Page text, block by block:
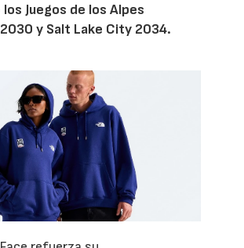
Juegos de los Alpes
y Salt Lake City 2034.